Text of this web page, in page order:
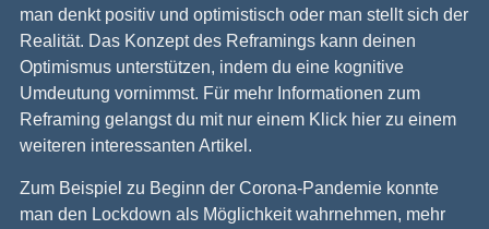
man denkt positiv und optimistisch oder man stellt sich der
Realität. Das Konzept des Reframings kann deinen
Optimismus unterstützen, indem du eine kognitive
Umdeutung vornimmst. Für mehr Informationen zum
Reframing gelangst du mit nur einem Klick hier zu einem
weiteren interessanten Artikel.
Zum Beispiel zu Beginn der Corona-Pandemie konnte
man den Lockdown als Möglichkeit wahrnehmen, mehr